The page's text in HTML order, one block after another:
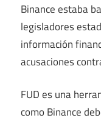
Binance estaba
legisladores
información
acusaciones
FUD es una
como Binance